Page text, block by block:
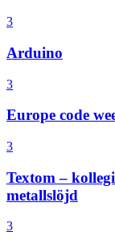
3
Arduino
3
Europe code
3
Textom –
metallslöjd
3